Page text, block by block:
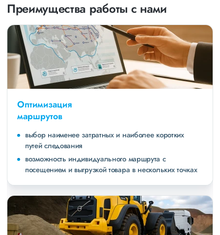
Преимущества работы с нами
Оптимизация
маршрутов
выбор наименее затратных и наиболее коротких
путей следования
возможность индивидуального маршрута с
посещением и выгрузкой товара в нескольких точках